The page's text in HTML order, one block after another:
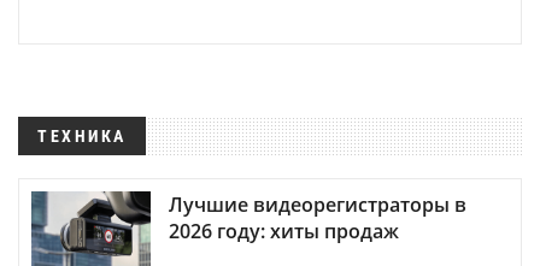
ТЕХНИКА
Лучшие видеорегистраторы в
2026 году: хиты продаж